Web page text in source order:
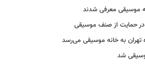
موسیقی معرفی شدند
حمایت از صنف موسیقی
تهران به خانه موسیقی می‌رسد
شد